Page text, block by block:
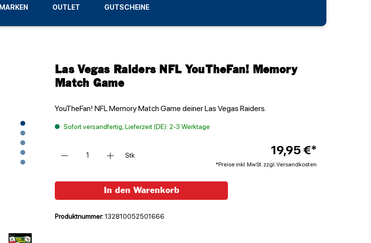
MARKEN
LIGEN
OUTLET GUTSCHEINE
Las Vegas Raiders NFL YouTheFan! Memory
Match Game
YouTheFan! NFL Memory Match Game deiner Las Vegas Raiders.
Sofort versandfertig, Lieferzeit (DE): 2-3 Werktage
Stk
19,95 €*
*Preise inkl. MwSt. zzgl. Versandkosten
In den Warenkorb
Produktnummer:132810052501666